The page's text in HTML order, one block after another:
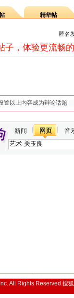
精华帖
匿名
子，体验更流畅
新闻 网页 音
All Rights Reserved.搜